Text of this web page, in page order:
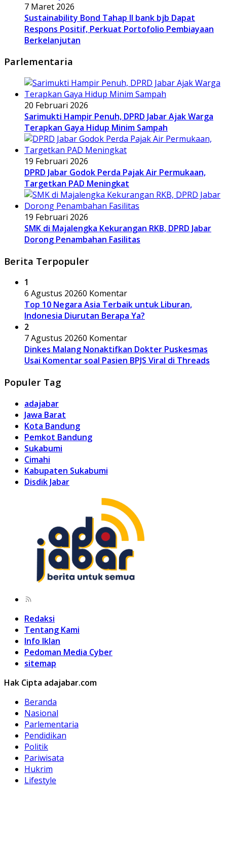
7 Maret 2026
Sustainability Bond Tahap II bank bjb Dapat
Respons Positif, Perkuat Portofolio Pembiayaan
Berkelanjutan
Parlementaria
20 Februari 2026
Sarimukti Hampir Penuh, DPRD Jabar Ajak Warga
Terapkan Gaya Hidup Minim Sampah
19 Februari 2026
DPRD Jabar Godok Perda Pajak Air Permukaan,
Targetkan PAD Meningkat
19 Februari 2026
SMK di Majalengka Kekurangan RKB, DPRD Jabar
Dorong Penambahan Fasilitas
Berita Terpopuler
1
6 Agustus 20260 Komentar
Top 10 Negara Asia Terbaik untuk Liburan,
Indonesia Diurutan Berapa Ya?
2
7 Agustus 20260 Komentar
Dinkes Malang Nonaktifkan Dokter Puskesmas
Usai Komentar soal Pasien BPJS Viral di Threads
Populer Tag
adajabar
Jawa Barat
Kota Bandung
Pemkot Bandung
Sukabumi
Cimahi
Kabupaten Sukabumi
Disdik Jabar
Redaksi
Tentang Kami
Info Iklan
Pedoman Media Cyber
sitemap
Hak Cipta adajabar.com
Beranda
Nasional
Parlementaria
Pendidikan
Politik
Pariwisata
Hukrim
Lifestyle